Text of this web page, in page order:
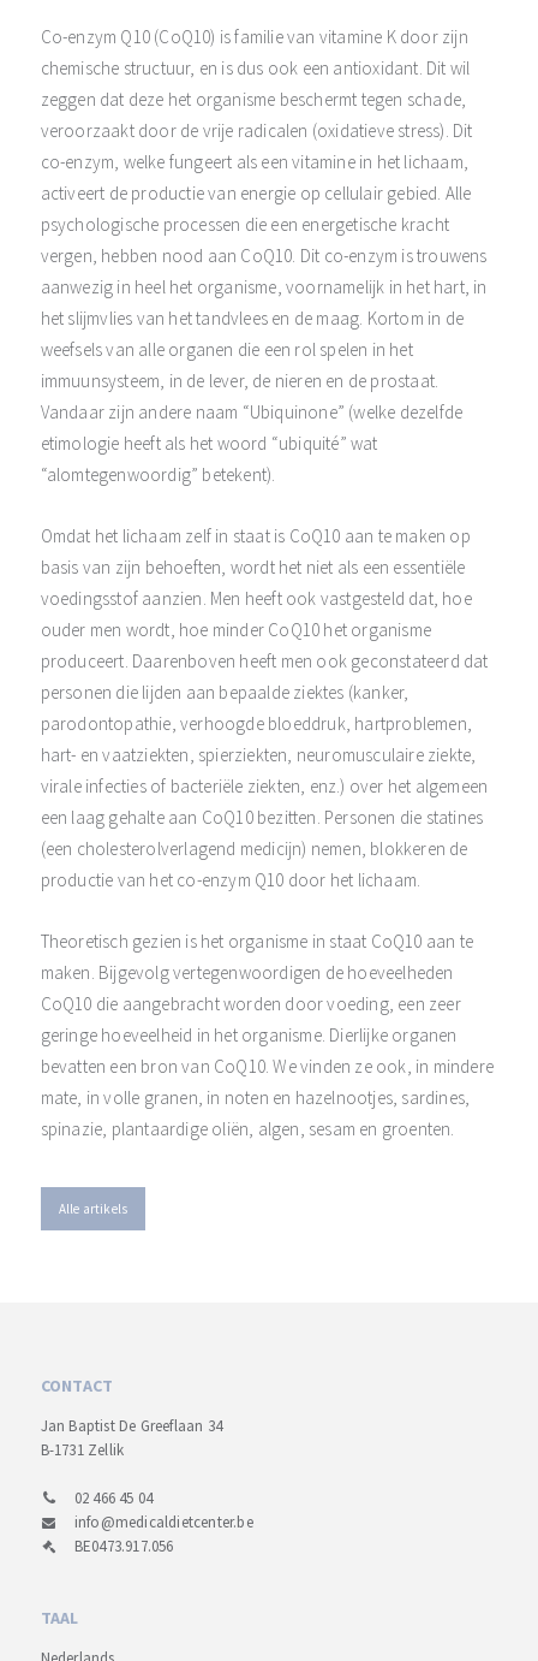
Co-enzym Q10 (CoQ10) is familie van vitamine K door zijn
chemische structuur, en is dus ook een antioxidant. Dit wil
zeggen dat deze het organisme beschermt tegen schade,
veroorzaakt door de vrije radicalen (oxidatieve stress). Dit
co-enzym, welke fungeert als een vitamine in het lichaam,
activeert de productie van energie op cellulair gebied. Alle
psychologische processen die een energetische kracht
vergen, hebben nood aan CoQ10. Dit co-enzym is trouwens
aanwezig in heel het organisme, voornamelijk in het hart, in
het slijmvlies van het tandvlees en de maag. Kortom in de
weefsels van alle organen die een rol spelen in het
immuunsysteem, in de lever, de nieren en de prostaat.
Vandaar zijn andere naam “Ubiquinone” (welke dezelfde
etimologie heeft als het woord “ubiquité” wat
“alomtegenwoordig” betekent).
Omdat het lichaam zelf in staat is CoQ10 aan te maken op
basis van zijn behoeften, wordt het niet als een essentiële
voedingsstof aanzien. Men heeft ook vastgesteld dat, hoe
ouder men wordt, hoe minder CoQ10 het organisme
produceert. Daarenboven heeft men ook geconstateerd dat
personen die lijden aan bepaalde ziektes (kanker,
parodontopathie, verhoogde bloeddruk, hartproblemen,
hart- en vaatziekten, spierziekten, neuromusculaire ziekte,
virale infecties of bacteriële ziekten, enz.) over het algemeen
een laag gehalte aan CoQ10 bezitten. Personen die statines
(een cholesterolverlagend medicijn) nemen, blokkeren de
productie van het co-enzym Q10 door het lichaam.
Theoretisch gezien is het organisme in staat CoQ10 aan te
maken. Bijgevolg vertegenwoordigen de hoeveelheden
CoQ10 die aangebracht worden door voeding, een zeer
geringe hoeveelheid in het organisme. Dierlijke organen
bevatten een bron van CoQ10. We vinden ze ook, in mindere
mate, in volle granen, in noten en hazelnootjes, sardines,
spinazie, plantaardige oliën, algen, sesam en groenten.
Alle artikels
CONTACT
Jan Baptist De Greeflaan 34
B-1731 Zellik
02 466 45 04
info@medicaldietcenter.be
BE0473.917.056
TAAL